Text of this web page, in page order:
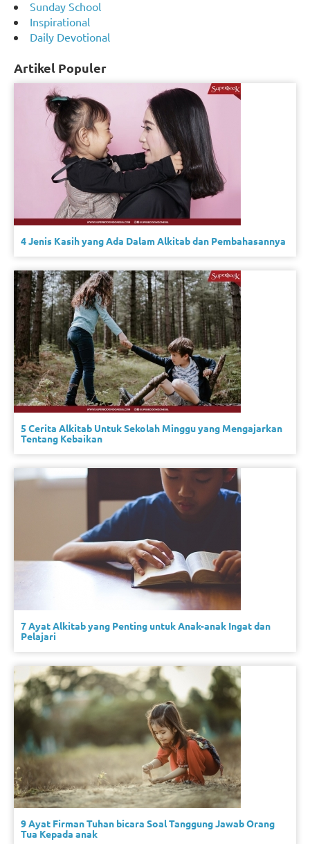
Sunday School
Inspirational
Daily Devotional
Artikel Populer
4 Jenis Kasih yang Ada Dalam Alkitab dan Pembahasannya
5 Cerita Alkitab Untuk Sekolah Minggu yang Mengajarkan
Tentang Kebaikan
7 Ayat Alkitab yang Penting untuk Anak-anak Ingat dan
Pelajari
9 Ayat Firman Tuhan bicara Soal Tanggung Jawab Orang
Tua Kepada anak